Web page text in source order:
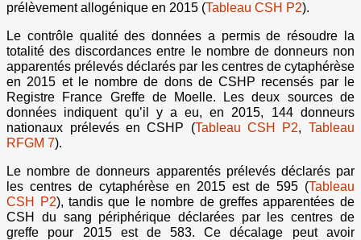
prélèvement allogénique en 2015 (Tableau CSH P2).
Le contrôle qualité des données a permis de résoudre la
totalité des discordances entre le nombre de donneurs non
apparentés prélevés déclarés par les centres de cytaphérèse
en 2015 et le nombre de dons de CSHP recensés par le
Registre France Greffe de Moelle. Les deux sources de
données indiquent qu’il y a eu, en 2015, 144 donneurs
nationaux prélevés en CSHP (Tableau CSH P2, Tableau
RFGM 7).
Le nombre de donneurs apparentés prélevés déclarés par
les centres de cytaphérèse en 2015 est de 595 (Tableau
CSH P2), tandis que le nombre de greffes apparentées de
CSH du sang périphérique déclarées par les centres de
greffe pour 2015 est de 583. Ce décalage peut avoir